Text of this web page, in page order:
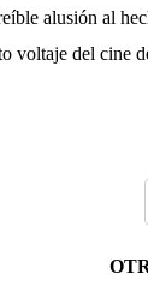
alusión al
voltaje del cine